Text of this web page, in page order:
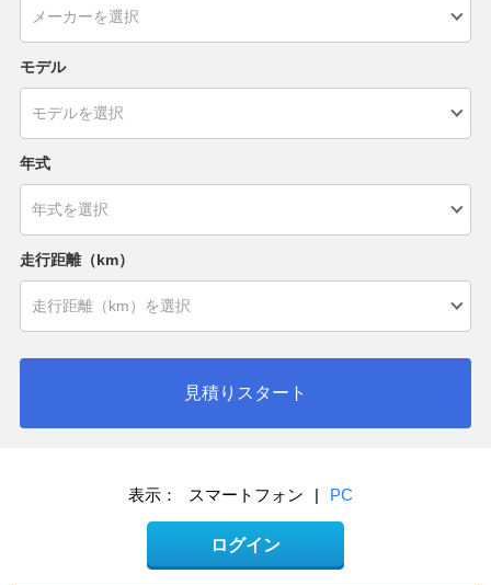
モデル
年式
走行距離（km）
見積りスタート
表示： スマートフォン | PC
ログイン